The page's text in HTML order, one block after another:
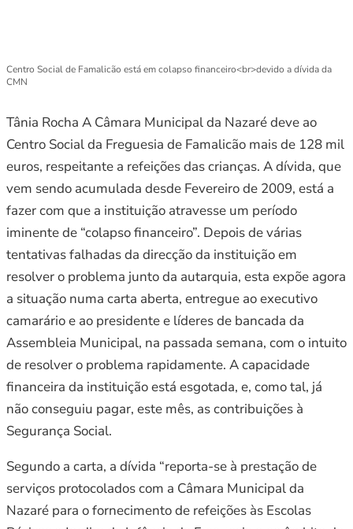
Centro Social de Famalicão está em colapso financeiro<br>devido a dívida da
CMN
Tânia Rocha A Câmara Municipal da Nazaré deve ao
Centro Social da Freguesia de Famalicão mais de 128 mil
euros, respeitante a refeições das crianças. A dívida, que
vem sendo acumulada desde Fevereiro de 2009, está a
fazer com que a instituição atravesse um período
iminente de “colapso financeiro”. Depois de várias
tentativas falhadas da direcção da instituição em
resolver o problema junto da autarquia, esta expõe agora
a situação numa carta aberta, entregue ao executivo
camarário e ao presidente e líderes de bancada da
Assembleia Municipal, na passada semana, com o intuito
de resolver o problema rapidamente. A capacidade
financeira da instituição está esgotada, e, como tal, já
não conseguiu pagar, este mês, as contribuições à
Segurança Social.
Segundo a carta, a dívida “reporta-se à prestação de
serviços protocolados com a Câmara Municipal da
Nazaré para o fornecimento de refeições às Escolas